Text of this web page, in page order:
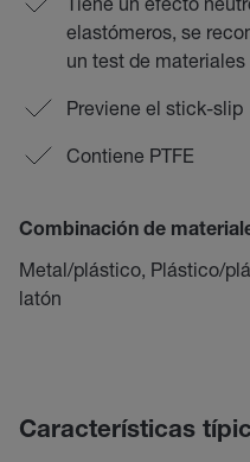
elastómeros, se
un test de materiales
Previene el stick-slip
Contiene PTFE
Combinación de
Metal/plástico, Plástico/
latón
Características